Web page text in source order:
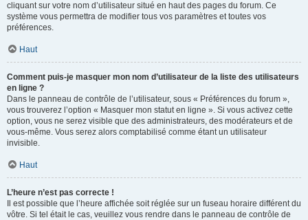
cliquant sur votre nom d’utilisateur situé en haut des pages du forum. Ce
système vous permettra de modifier tous vos paramètres et toutes vos
préférences.
Haut
Comment puis-je masquer mon nom d’utilisateur de la liste des utilisateurs
en ligne ?
Dans le panneau de contrôle de l’utilisateur, sous « Préférences du forum »,
vous trouverez l’option « Masquer mon statut en ligne ». Si vous activez cette
option, vous ne serez visible que des administrateurs, des modérateurs et de
vous-même. Vous serez alors comptabilisé comme étant un utilisateur
invisible.
Haut
L’heure n’est pas correcte !
Il est possible que l’heure affichée soit réglée sur un fuseau horaire différent du
vôtre. Si tel était le cas, veuillez vous rendre dans le panneau de contrôle de